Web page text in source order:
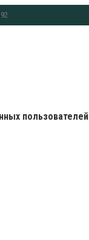
пользователей